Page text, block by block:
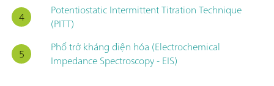
Potentiostatic Intermittent Titration Technique
(PITT)
Phổ trở kháng điện hóa (Electrochemical
Impedance Spectroscopy - EIS)